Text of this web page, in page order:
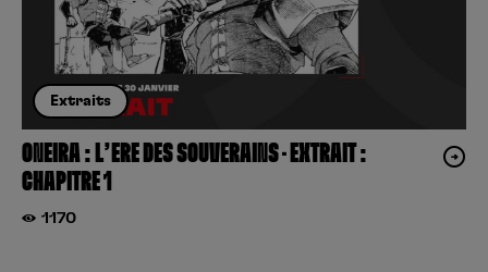
Extraits
ONEIRA : L’ERE DES SOUVERAINS – EXTRAIT :
CHAPITRE 1
1170